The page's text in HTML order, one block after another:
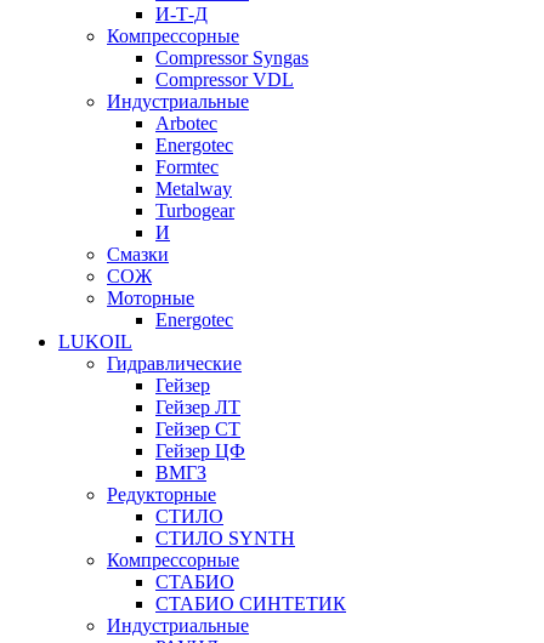
И-Т-Д
Компрессорные
Compressor Syngas
Compressor VDL
Индустриальные
Arbotec
Energotec
Formtec
Metalway
Turbogear
И
Смазки
СОЖ
Моторные
Energotec
LUKOIL
Гидравлические
Гейзер
Гейзер ЛТ
Гейзер СТ
Гейзер ЦФ
ВМГЗ
Редукторные
СТИЛО
СТИЛО SYNTH
Компрессорные
СТАБИО
СТАБИО СИНТЕТИК
Индустриальные